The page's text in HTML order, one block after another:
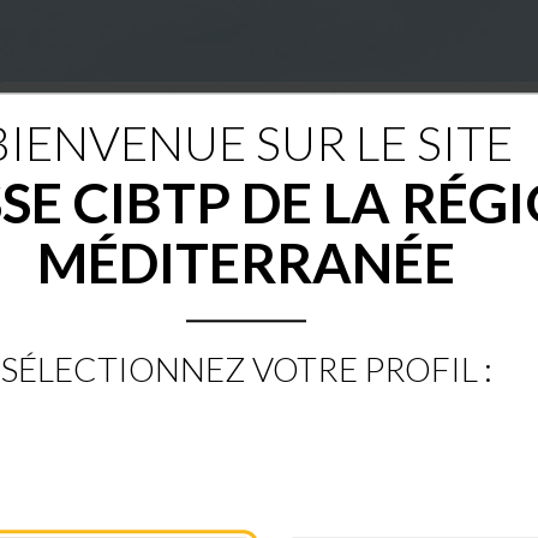
Nous connaître Congés payés Chômage intempéries
BIENVENUE SUR LE SITE
DE LA RÉGION
SUR LE SITE
CIBTP DE LA
MÉDITERRANÉE
SÉLECTIONNEZ VOTRE PROFIL :